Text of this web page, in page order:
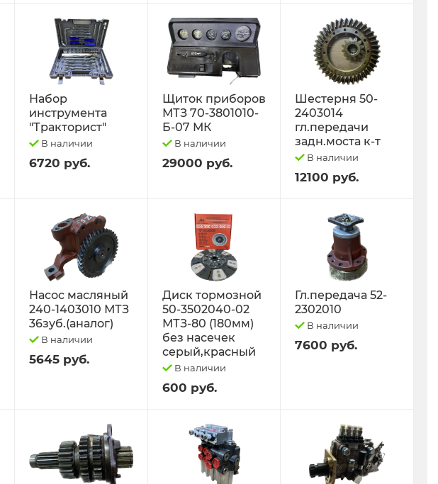
Набор
инструмента
"Тракторист"
В наличии
6720 руб.
Щиток приборов
МТЗ 70-3801010-
Б-07 МК
В наличии
29000 руб.
Шестерня 50-
2403014
гл.передачи
задн.моста к-т
В наличии
12100 руб.
Насос масляный
240-1403010 МТЗ
36зуб.(аналог)
В наличии
5645 руб.
Диск тормозной
50-3502040-02
МТЗ-80 (180мм)
без насечек
серый,красный
В наличии
600 руб.
Гл.передача 52-
2302010
В наличии
7600 руб.